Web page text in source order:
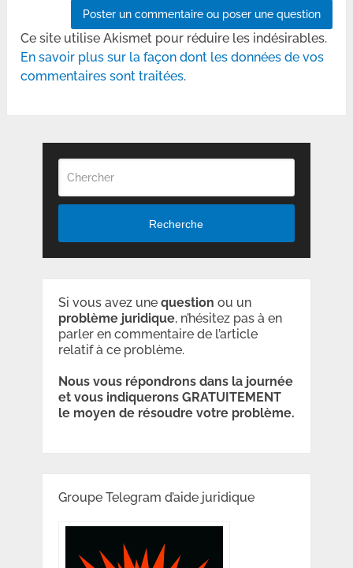
Ce site utilise Akismet pour réduire les indésirables.
En savoir plus sur la façon dont les données de vos
commentaires sont traitées.
Recherche
Si vous avez une question ou un
problème juridique, n’hésitez pas à en
parler en commentaire de l’article
relatif à ce problème.
Nous vous répondrons dans la journée
et vous indiquerons GRATUITEMENT
le moyen de résoudre votre problème.
Groupe Telegram d’aide juridique